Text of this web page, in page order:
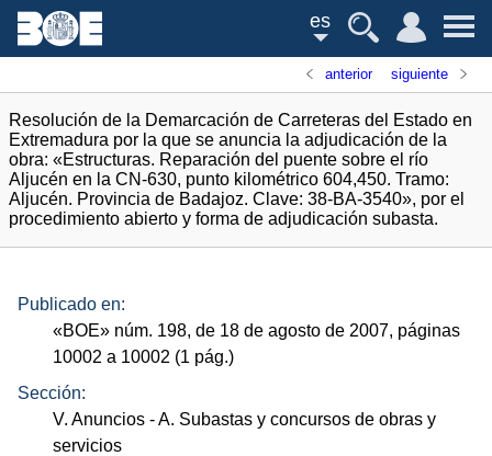
es
anterior siguiente
Resolución de la Demarcación de Carreteras del Estado en
Extremadura por la que se anuncia la adjudicación de la
obra: «Estructuras. Reparación del puente sobre el río
Aljucén en la CN-630, punto kilométrico 604,450. Tramo:
Aljucén. Provincia de Badajoz. Clave: 38-BA-3540», por el
procedimiento abierto y forma de adjudicación subasta.
Publicado en:
«BOE» núm. 198, de 18 de agosto de 2007, páginas
10002 a 10002 (1 pág.)
Sección:
V. Anuncios - A. Subastas y concursos de obras y
servicios